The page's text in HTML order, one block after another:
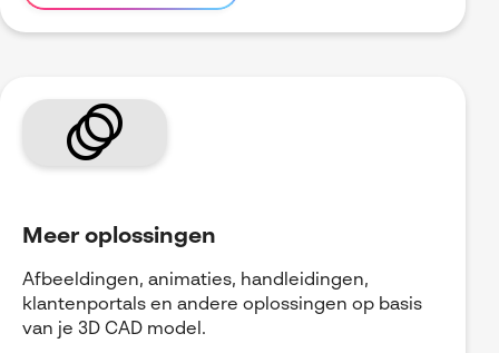
animation
Meer oplossingen
Afbeeldingen, animaties, handleidingen,
klantenportals en andere oplossingen op basis
van je 3D CAD model.